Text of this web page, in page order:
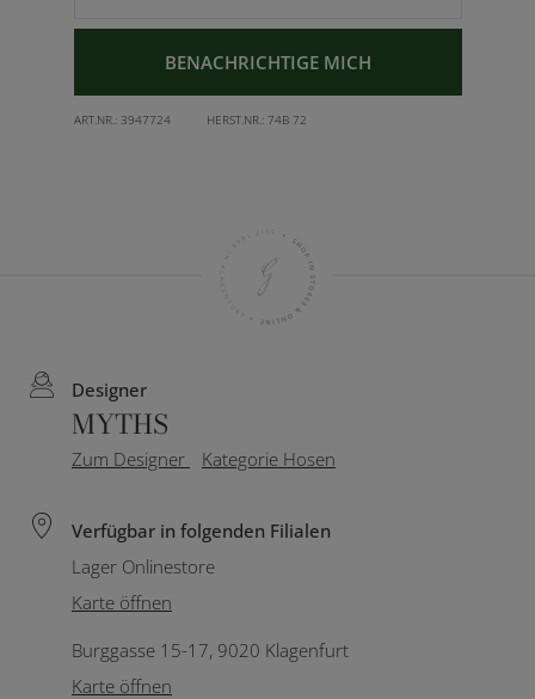
BENACHRICHTIGE MICH
ART.NR.: 3947724 HERST.NR.: 74B 72
Designer
MYTHS
Zum Designer Kategorie Hosen
Verfügbar in folgenden Filialen
Lager Onlinestore
Karte öffnen
Burggasse 15-17, 9020 Klagenfurt
Karte öffnen